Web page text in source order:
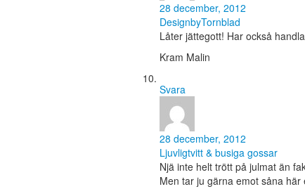
28 december, 2012
DesignbyTornblad
Låter jättegott! Har också
Kram Malin
Svara
28 december, 2012
Ljuvligtvitt & busiga gossar
Njä inte helt trött på julmat än
Men tar ju gärna emot såna